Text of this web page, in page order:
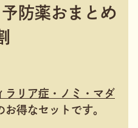
防薬おまとめ
ラリア症・ノミ・マダ
得なセットです。